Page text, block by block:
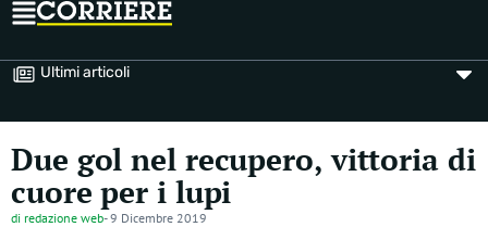
Ultimi articoli
Due gol nel recupero, vittoria di
cuore per i lupi
di redazione web-9 Dicembre 2019